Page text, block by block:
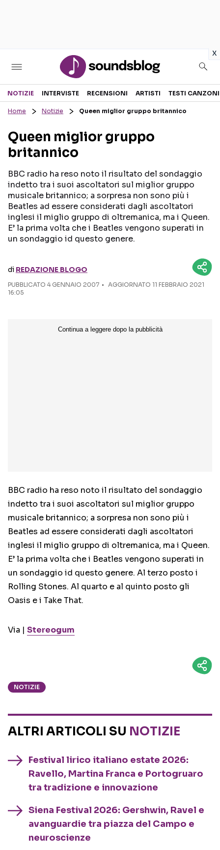
x
Sezioni
RECENSIONI MUSICALI
INTERVISTE
GOSSIP E CURIOSITÀ
TESTI CANZONI
TALENT SHOW
Seguici sui social
NOTIZIE INTERVISTE RECENSIONI ARTISTI TESTI CANZONI
Home Notizie Queen miglior gruppo britannico
Queen miglior gruppo
britannico
BBC radio ha reso noto il risultato del sondaggio
indetto tra i suoi ascoltatori sul miglior gruppo
musicale britannico; a sorpresa non sono più i
Beatles ad essere considerati dagli ascoltatori
inglesi il miglio gruppo di oltremanica, ma i Queen.
E’ la prima volta che i Beatles vengono superati in
un sondaggio id questo genere.
di REDAZIONE BLOGO
PUBBLICATO 4 GENNAIO 2007
AGGIORNATO 11 FEBBRAIO 2021
16:05
BBC radio ha reso noto il risultato del sondaggio
indetto tra i suoi ascoltatori sul miglior gruppo
musicale britannico; a sorpresa non sono più i
Beatles ad essere considerati dagli ascoltatori
inglesi il miglio gruppo di oltremanica, ma i Queen.
E’ la prima volta che i Beatles vengono superati in
un sondaggio id questo genere. Al terzo posto i
Rolling Stones. Al quarto e al quinto posto gli
Oasis e i Take That.
Via | Stereogum
NOTIZIE
ALTRI ARTICOLI SU NOTIZIE
Festival lirico italiano estate 2026:
Ravello, Martina Franca e Portogruaro
tra tradizione e innovazione
Siena Festival 2026: Gershwin, Ravel e
avanguardie tra piazza del Campo e
neuroscienze